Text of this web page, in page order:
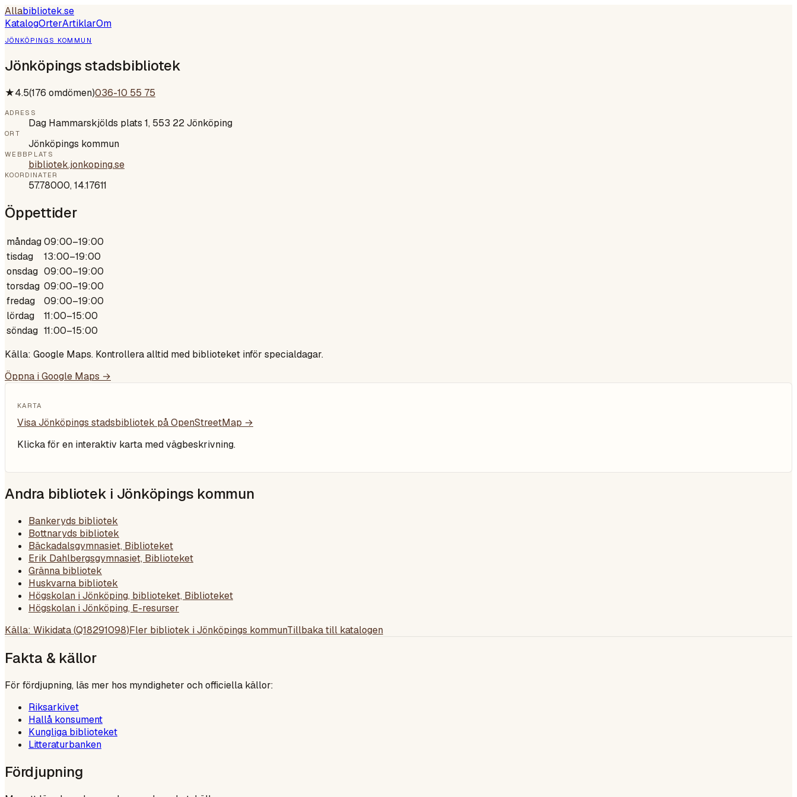
Allabibliotek.se
KatalogOrterArtiklarOm
JÖNKÖPINGS KOMMUN
Jönköpings stadsbibliotek
★4.5(176 omdömen)036-10 55 75
ADRESS
Dag Hammarskjölds plats 1, 553 22 Jönköping
ORT
Jönköpings kommun
WEBBPLATS
bibliotek.jonkoping.se
KOORDINATER
57.78000,14.17611
Öppettider
måndag09:00–19:00
tisdag
13:00–19:00
onsdag 09:00–19:00
torsdag 09:00–19:00
fredag
09:00–19:00
lördag
11:00–15:00
söndag 11:00–15:00
Källa: Google Maps. Kontrollera alltid med biblioteket inför specialdagar.
Öppna i Google Maps →
KARTA
VisaJönköpings stadsbibliotek på OpenStreetMap →
Klicka för en interaktiv karta med vägbeskrivning.
Andra bibliotek i Jönköpings kommun
Bankeryds bibliotek
Bottnaryds bibliotek
Bäckadalsgymnasiet, Biblioteket
Erik Dahlbergsgymnasiet, Biblioteket
Gränna bibliotek
Huskvarna bibliotek
Högskolan i Jönköping, biblioteket, Biblioteket
Högskolan i Jönköping, E-resurser
Källa: Wikidata (Q18291098)Fler bibliotek i Jönköpings kommunTillbaka till katalogen
Fakta & källor
För fördjupning, läs mer hos myndigheter och officiella källor:
Riksarkivet
Hallå konsument
Kungliga biblioteket
Litteraturbanken
Fördjupning